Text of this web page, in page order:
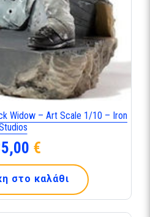
Widow – Art Scale 1/10 – Iron
€
στο καλάθι